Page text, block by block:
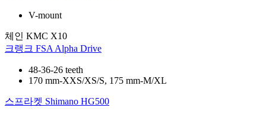
V-mount
체인 KMC X10
크랭크 FSA Alpha Drive
48-36-26 teeth
170 mm-XXS/XS/S, 175 mm-M/XL
스프라켓 Shimano HG500